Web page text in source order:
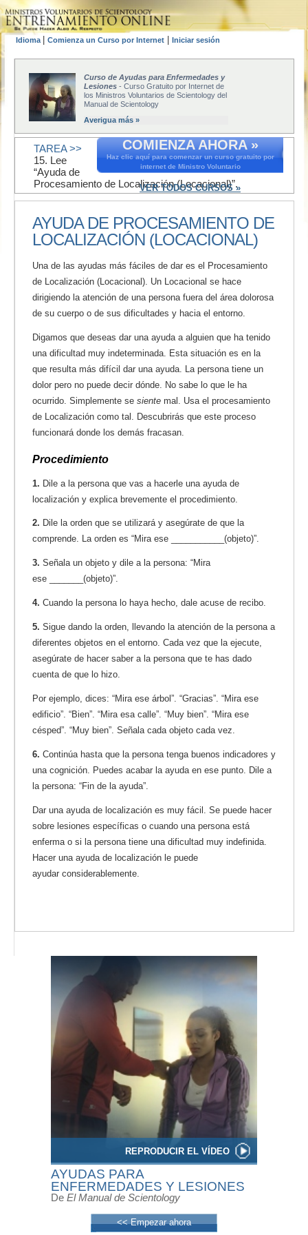
Idioma Comienza un Curso por Internet Iniciar sesión
REPRODUCIR EL VÍDEO
AYUDAS PARA
ENFERMEDADES Y LESIONES
De El Manual de Scientology
<< Empezar ahora
Curso de Ayudas para Enfermedades y
Lesiones - Curso Gratuito por Internet de
los Ministros Voluntarios de Scientology del
Manual de Scientology
Averigua más »
COMIENZA AHORA »
Haz clic aquí para comenzar un curso gratuito por
internet de Ministro Voluntario
VER TODOS CURSOS »
TAREA >>
15. Lee
“Ayuda de
Procesamiento de Localización (Locacional)”.
AYUDA DE PROCESAMIENTO DE
LOCALIZACIÓN (LOCACIONAL)
Una de las ayudas más fáciles de dar es el Procesamiento
de Localización (Locacional). Un Locacional se hace
dirigiendo la atención de una persona fuera del área dolorosa
de su cuerpo o de sus dificultades y hacia el entorno.
Digamos que deseas dar una ayuda a alguien que ha tenido
una dificultad muy indeterminada. Esta situación es en la
que resulta más difícil dar una ayuda. La persona tiene un
dolor pero no puede decir dónde. No sabe lo que le ha
ocurrido. Simplemente se siente mal. Usa el procesamiento
de Localización como tal. Descubrirás que este proceso
funcionará donde los demás fracasan.
Procedimiento
1. Dile a la persona que vas a hacerle una ayuda de
localización y explica brevemente el procedimiento.
2. Dile la orden que se utilizará y asegúrate de que la
comprende. La orden es “Mira ese ___________(objeto)”.
3. Señala un objeto y dile a la persona: “Mira
ese _______(objeto)”.
4. Cuando la persona lo haya hecho, dale acuse de recibo.
5. Sigue dando la orden, llevando la atención de la persona a
diferentes objetos en el entorno. Cada vez que la ejecute,
asegúrate de hacer saber a la persona que te has dado
cuenta de que lo hizo.
Por ejemplo, dices: “Mira ese árbol”. “Gracias”. “Mira ese
edificio”. “Bien”. “Mira esa calle”. “Muy bien”. “Mira ese
césped”. “Muy bien”. Señala cada objeto cada vez.
6. Continúa hasta que la persona tenga buenos indicadores y
una cognición. Puedes acabar la ayuda en ese punto. Dile a
la persona: “Fin de la ayuda”.
Dar una ayuda de localización es muy fácil. Se puede hacer
sobre lesiones específicas o cuando una persona está
enferma o si la persona tiene una dificultad muy indefinida.
Hacer una ayuda de localización le puede
ayudar considerablemente.